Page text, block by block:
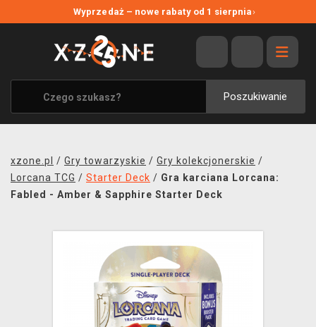
Wyprzedaż – nowe rabaty od 1 sierpnia›
Poszukiwanie
WYPRZEDAŻ
WSZYSTKIE MARKI
XZONE ORIGINALS
UBRANIA I AKCESORIA
SOUNDTRACKI
xzone.pl / Gry towarzyskie / Gry kolekcjonerskie /
Lorcana TCG / Starter Deck / Gra karciana Lorcana:
Fabled - Amber & Sapphire Starter Deck